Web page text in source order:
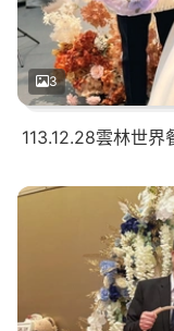
3
113.12.28雲林世界